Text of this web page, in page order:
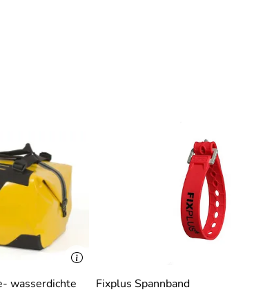
wasserdichte
Fixplus Spannband